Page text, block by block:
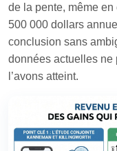
de la pente, même
500 000 dollars
conclusion sans
données actuelles ne
l’avons atteint.